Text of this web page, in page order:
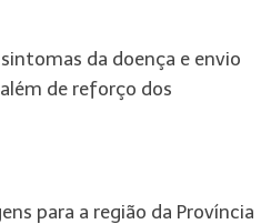
da doença e envio
de reforço dos
para a região da Província